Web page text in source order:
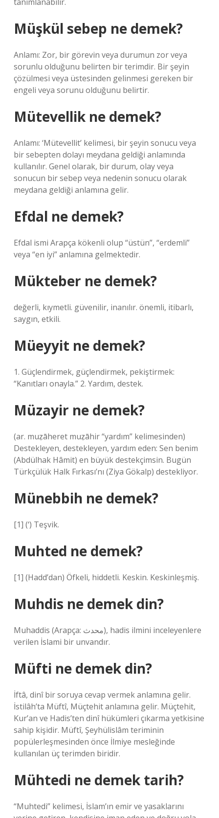
Müşkül sebep ne demek?
Anlamı: Zor, bir görevin veya durumun zor veya
sorunlu olduğunu belirten bir terimdir. Bir şeyin
çözülmesi veya üstesinden gelinmesi gereken bir
engeli veya sorunu olduğunu belirtir.
Mütevellik ne demek?
Anlamı: ‘Mütevellit’ kelimesi, bir şeyin sonucu veya
bir sebepten dolayı meydana geldiği anlamında
kullanılır. Genel olarak, bir durum, olay veya
sonucun bir sebep veya nedenin sonucu olarak
meydana geldiği anlamına gelir.
Efdal ne demek?
Efdal ismi Arapça kökenli olup “üstün”, “erdemli”
veya “en iyi” anlamına gelmektedir.
Mükteber ne demek?
değerli, kıymetli. güvenilir, inanılır. önemli, itibarlı,
saygın, etkili.
Müeyyit ne demek?
1. Güçlendirmek, güçlendirmek, pekiştirmek:
“Kanıtları onayla.” 2. Yardım, destek.
Müzayir ne demek?
(ar. muẓāheret muẓāhir “yardım” kelimesinden)
Destekleyen, destekleyen, yardım eden: Sen benim
(Abdülhak Hâmit) en büyük destekçimsin. Bugün
Türkçülük Halk Fırkası’nı (Ziya Gökalp) destekliyor.
Münebbih ne demek?
[1] (‘) Teşvik.
Muhted ne demek?
[1] (Hadd’dan) Öfkeli, hiddetli. Keskin. Keskinleşmiş.
Muhdis ne demek din?
Muhaddis (Arapça: محدث), hadis ilmini inceleyenlere
verilen İslami bir unvandır.
Müfti ne demek din?
İftâ, dinî bir soruya cevap vermek anlamına gelir.
İstilâh’ta Müftî, Müçtehit anlamına gelir. Müçtehit,
Kur’an ve Hadis’ten dinî hükümleri çıkarma yetkisine
sahip kişidir. Müftî, Şeyhülislâm teriminin
popülerleşmesinden önce İlmiye mesleğinde
kullanılan üç terimden biridir.
Mühtedi ne demek tarih?
“Muhtedi” kelimesi, İslam’ın emir ve yasaklarını